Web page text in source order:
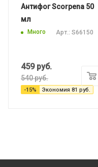
Антифог Scorpena 50
мл
Много Арт.: S66150
459руб.
540руб.
-15% Экономия 81 руб.